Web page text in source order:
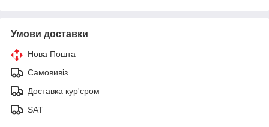
Умови доставки
Нова Пошта
Самовивіз
Доставка кур'єром
SAT